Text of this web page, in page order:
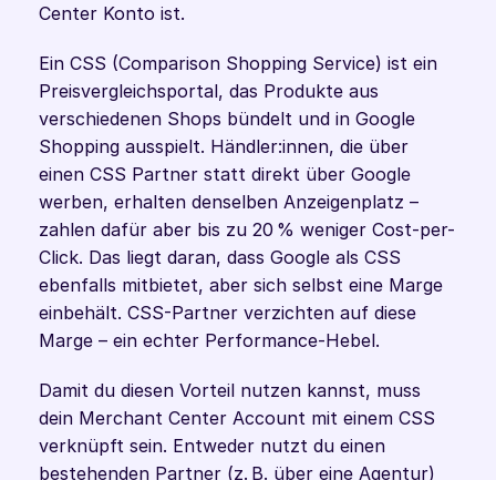
Center Konto ist.
Ein CSS (Comparison Shopping Service) ist ein
Preisvergleichsportal, das Produkte aus
verschiedenen Shops bündelt und in Google
Shopping ausspielt. Händler:innen, die über
einen CSS Partner statt direkt über Google
werben, erhalten denselben Anzeigenplatz –
zahlen dafür aber bis zu 20 % weniger Cost-per-
Click. Das liegt daran, dass Google als CSS
ebenfalls mitbietet, aber sich selbst eine Marge
einbehält. CSS-Partner verzichten auf diese
Marge – ein echter Performance-Hebel.
Damit du diesen Vorteil nutzen kannst, muss
dein Merchant Center Account mit einem CSS
verknüpft sein. Entweder nutzt du einen
bestehenden Partner (z. B. über eine Agentur)